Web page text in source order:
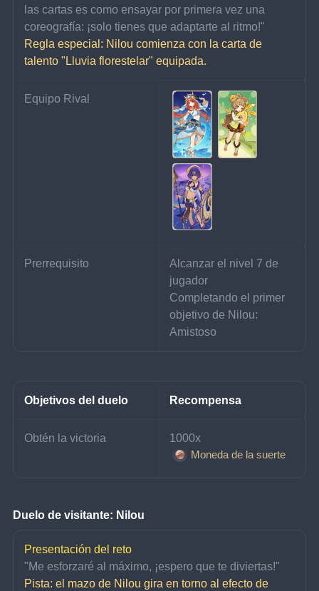
las cartas es como ensayar por primera vez una
coreografía: ¡solo tienes que adaptarte al ritmo!"
Regla especial: Nilou comienza con la carta de
talento "Lluvia florestelar" equipada.
Equipo Rival
Prerrequisito
Alcanzar el nivel 7 de
jugador
Completando el primer
objetivo de Nilou:
Amistoso
Objetivos del duelo Recompensa
Obtén la victoria
1000x
Moneda de la suerte
Duelo de visitante: Nilou
Presentación del reto
"Me esforzaré al máximo, ¡espero que te diviertas!"
Pista: el mazo de Nilou gira en torno al efecto de